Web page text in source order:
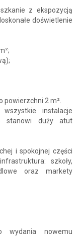
z ekspozycją
doświetlenie
powierzchni 2 m².
instalacje
stanowi duży atut
i spokojnej części
szkoły,
oraz markety
nowemu